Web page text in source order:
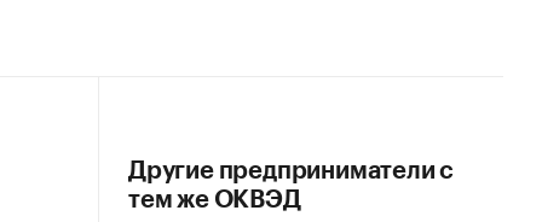
Другие предприниматели с
тем же ОКВЭД